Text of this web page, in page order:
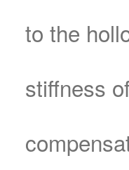
to the
stiffness